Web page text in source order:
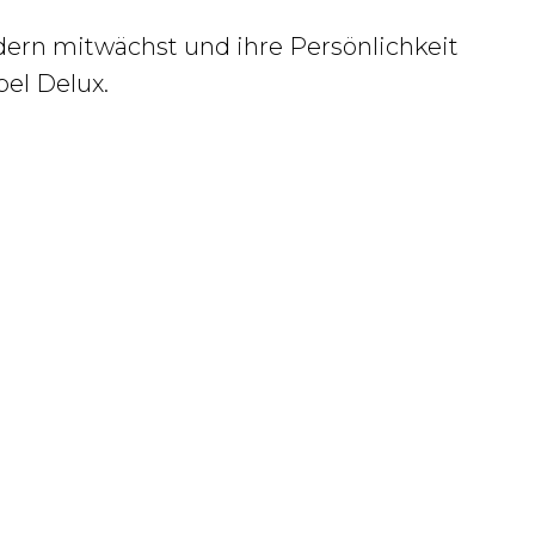
mitwächst und ihre Persönlichkeit
Delux.